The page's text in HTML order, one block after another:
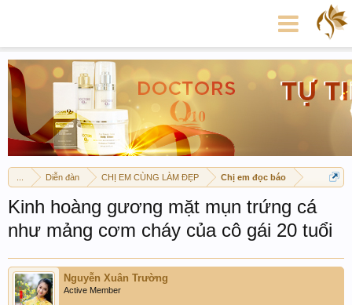
Diễn đàn CHỊ EM CÙNG LÀM ĐẸP Chị em đọc báo
Kinh hoàng gương mặt mụn trứng cá
như mảng cơm cháy của cô gái 20 tuổi
Nguyễn Xuân Trường
Active Member